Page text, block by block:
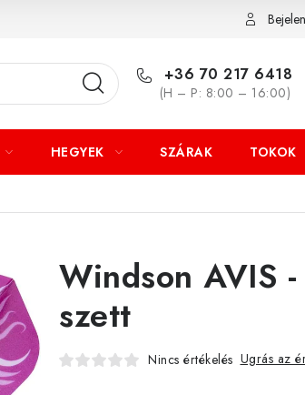
+36 70 217 6418
(H – P: 8:00 – 16:00)
HEGYEK SZÁRAK TOKOK
Windson AVIS
szett
Nincs értékelés Ugrás az